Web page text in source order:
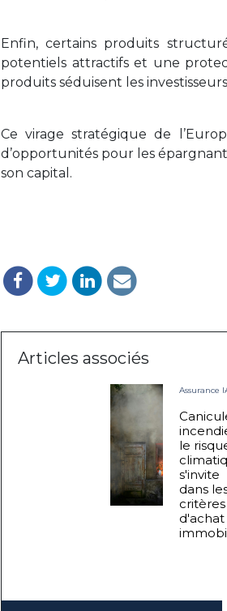
Enfin, certains produits
potentiels attractifs et une
produits séduisent les
Ce virage stratégique de
d’opportunités pour les
son capital.
Articles associés
Assurance
le
s'invite
dans
critères
d'achat